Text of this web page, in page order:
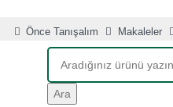
Makaleler
Önce Tanışalım
Ara